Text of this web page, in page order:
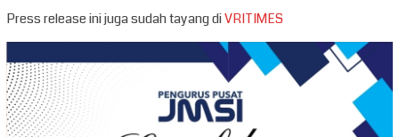
Press release ini juga sudah tayang diVRITIMES